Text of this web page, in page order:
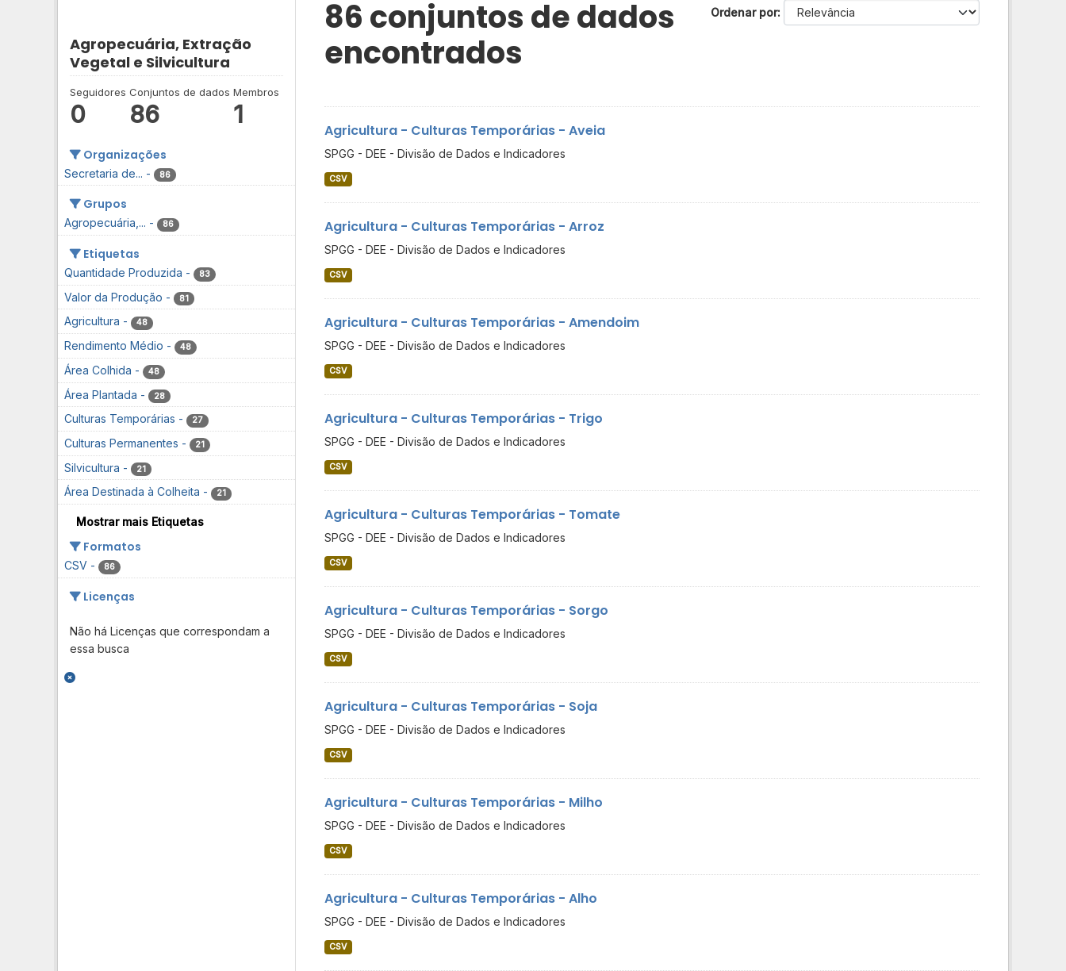
Agropecuária, Extração
Vegetal e Silvicultura
Seguidores
0
Conjuntos de dados
86
Membros
1
Organizações
Secretaria de... - 86
Grupos
Agropecuária,... - 86
Etiquetas
Quantidade Produzida - 83
Valor da Produção - 81
Agricultura - 48
Rendimento Médio - 48
Área Colhida - 48
Área Plantada - 28
Culturas Temporárias - 27
Culturas Permanentes - 21
Silvicultura - 21
Área Destinada à Colheita - 21
Mostrar mais Etiquetas
Formatos
CSV - 86
Licenças
Não há Licenças que correspondam a
essa busca
Ordenar por
86 conjuntos de dados
encontrados
Agricultura - Culturas Temporárias - Aveia
SPGG - DEE - Divisão de Dados e Indicadores
CSV
Agricultura - Culturas Temporárias - Arroz
SPGG - DEE - Divisão de Dados e Indicadores
CSV
Agricultura - Culturas Temporárias - Amendoim
SPGG - DEE - Divisão de Dados e Indicadores
CSV
Agricultura - Culturas Temporárias - Trigo
SPGG - DEE - Divisão de Dados e Indicadores
CSV
Agricultura - Culturas Temporárias - Tomate
SPGG - DEE - Divisão de Dados e Indicadores
CSV
Agricultura - Culturas Temporárias - Sorgo
SPGG - DEE - Divisão de Dados e Indicadores
CSV
Agricultura - Culturas Temporárias - Soja
SPGG - DEE - Divisão de Dados e Indicadores
CSV
Agricultura - Culturas Temporárias - Milho
SPGG - DEE - Divisão de Dados e Indicadores
CSV
Agricultura - Culturas Temporárias - Alho
SPGG - DEE - Divisão de Dados e Indicadores
CSV